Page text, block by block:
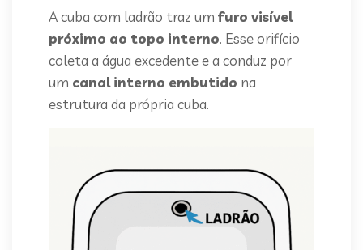
A cuba com ladrão traz um furo visível
próximo ao topo interno. Esse orifício
coleta a água excedente e a conduz por
um canal interno embutido na
estrutura da própria cuba.